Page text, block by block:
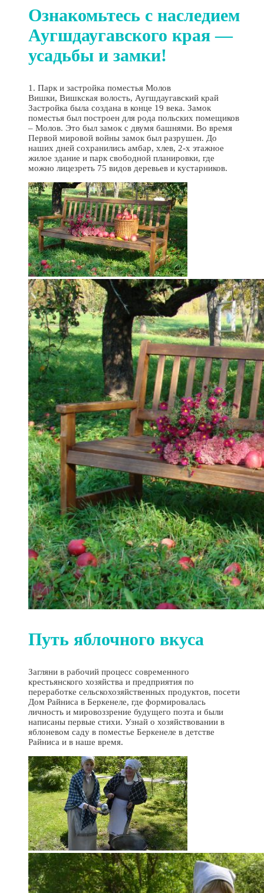
Ознакомьтесь с наследием
Аугшдаугавского края —
усадьбы и замки!
1. Парк и застройка поместья Молов
Вишки, Вишкская волость, Аугшдаугавский край
Застройка была создана в конце 19 века. Замок
поместья был построен для рода польских помещиков
– Молов. Это был замок с двумя башнями. Во время
Первой мировой войны замок был разрушен. До
наших дней сохранились амбар, хлев, 2-х этажное
жилое здание и парк свободной планировки, где
можно лицезреть 75 видов деревьев и кустарников.
Путь яблочного вкуса
Загляни в рабочий процесс современного
крестьянского хозяйства и предприятия по
переработке сельскохозяйственных продуктов, посети
Дом Райниса в Беркенеле, где формировалась
личность и мировоззрение будущего поэта и были
написаны первые стихи. Узнай о хозяйствовании в
яблоневом саду в поместье Беркенеле в детстве
Райниса и в наше время.